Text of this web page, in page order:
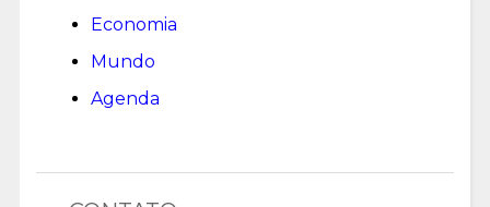
Economia
Mundo
Agenda